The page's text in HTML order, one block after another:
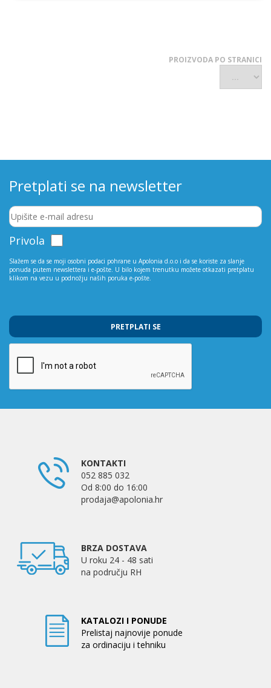
PROIZVODA PO STRANICI
Pretplati se na newsletter
Privola
Slažem se da se moji osobni podaci pohrane u Apolonia d.o.o i da se koriste za slanje
ponuda putem newslettera i e-pošte. U bilo kojem trenutku možete otkazati pretplatu
klikom na vezu u podnožju naših poruka e-pošte.
PRETPLATI SE
KONTAKTI
052 885 032
Od 8:00 do 16:00
prodaja@apolonia.hr
BRZA DOSTAVA
U roku 24 - 48 sati
na području RH
KATALOZI I PONUDE
Prelistaj najnovije ponude
za ordinaciju i tehniku